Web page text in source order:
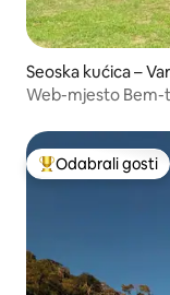
Seoska kućica –
Web-mjesto Bem-
Među najviše
Odabrali gosti